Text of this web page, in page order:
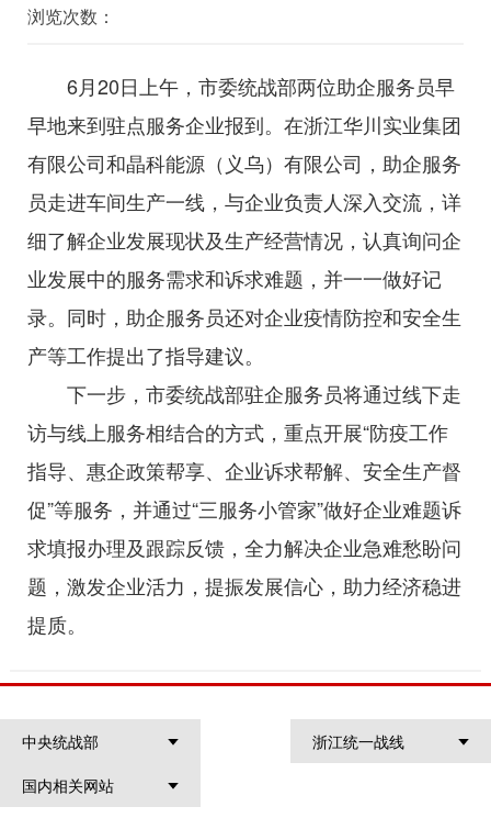
浏览次数：
6月20日上午，市委统战部两位助企服务员早
早地来到驻点服务企业报到。在浙江华川实业集团
有限公司和晶科能源（义乌）有限公司，助企服务
员走进车间生产一线，与企业负责人深入交流，详
细了解企业发展现状及生产经营情况，认真询问企
业发展中的服务需求和诉求难题，并一一做好记
录。同时，助企服务员还对企业疫情防控和安全生
产等工作提出了指导建议。
下一步，市委统战部驻企服务员将通过线下走
访与线上服务相结合的方式，重点开展“防疫工作
指导、惠企政策帮享、企业诉求帮解、安全生产督
促”等服务，并通过“三服务小管家”做好企业难题诉
求填报办理及跟踪反馈，全力解决企业急难愁盼问
题，激发企业活力，提振发展信心，助力经济稳进
提质。
中央统战部
浙江统一战线
国内相关网站